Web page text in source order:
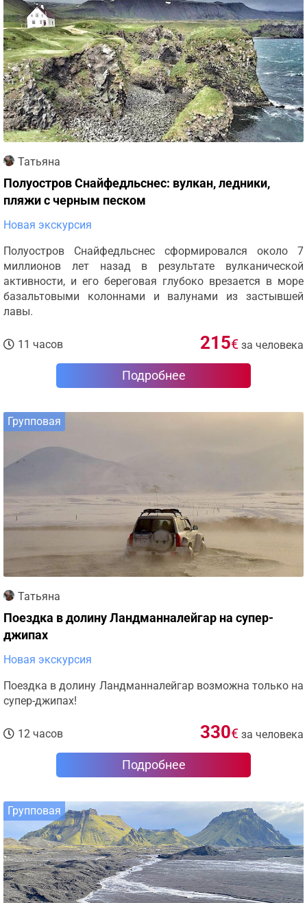
Татьяна
Полуостров Снайфедльснес: вулкан, ледники,
пляжи с черным песком
Новая экскурсия
Полуостров Снайфедльснес сформировался около 7
миллионов лет назад в результате вулканической
активности, и его береговая глубоко врезается в море
базальтовыми колоннами и валунами из застывшей
лавы.
11 часов 215€ за человека
Подробнее
Групповая
Татьяна
Поездка в долину Ландманналейгар на супер-
джипах
Новая экскурсия
Поездка в долину Ландманналейгар возможна только на
супер-джипах!
12 часов 330€ за человека
Подробнее
Групповая